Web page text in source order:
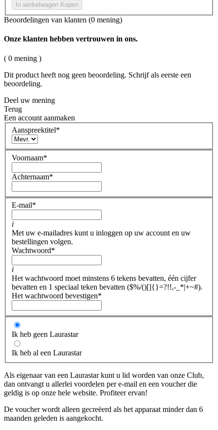
In winkelwagen Kopen
Beoordelingen van klanten (0 mening)
Onze klanten hebben vertrouwen in ons.
( 0 mening )
Dit product heeft nog geen beoordeling. Schrijf als eerste een
beoordeling.
Deel uw mening
Terug
Een account aanmaken
Aanspreektitel*
Voornaam*
Achternaam*
E-mail*
i
Met uw e-mailadres kunt u inloggen op uw account en uw
bestellingen volgen.
Wachtwoord*
i
Het wachtwoord moet minstens 6 tekens bevatten, één cijfer
bevatten en 1 speciaal teken bevatten ($%/()[]{}=?!!,-_*|+~#).
Het wachtwoord bevestigen*
Ik heb geen Laurastar
Ik heb al een Laurastar
Als eigenaar van een Laurastar kunt u lid worden van onze Club,
dan ontvangt u allerlei voordelen per e-mail en een voucher die
geldig is op onze hele website. Profiteer ervan!
De voucher wordt alleen gecreëerd als het apparaat minder dan 6
maanden geleden is aangekocht.